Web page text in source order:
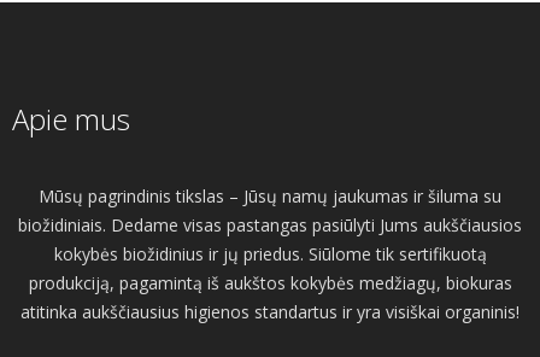
Apie mus
Mūsų pagrindinis tikslas – Jūsų namų jaukumas ir šiluma su
biožidiniais. Dedame visas pastangas pasiūlyti Jums aukščiausios
kokybės biožidinius ir jų priedus. Siūlome tik sertifikuotą
produkciją, pagamintą iš aukštos kokybės medžiagų, biokuras
atitinka aukščiausius higienos standartus ir yra visiškai organinis!